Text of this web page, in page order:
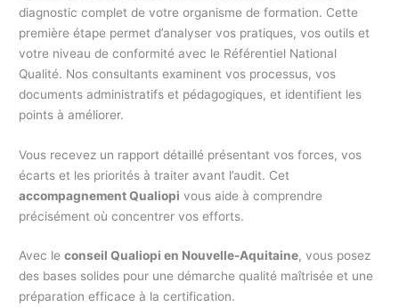
diagnostic complet de votre organisme de formation. Cette
première étape permet d’analyser vos pratiques, vos outils et
votre niveau de conformité avec le Référentiel National
Qualité. Nos consultants examinent vos processus, vos
documents administratifs et pédagogiques, et identifient les
points à améliorer.
Vous recevez un rapport détaillé présentant vos forces, vos
écarts et les priorités à traiter avant l’audit. Cet
accompagnement Qualiopi vous aide à comprendre
précisément où concentrer vos efforts.
Avec leconseil Qualiopi en Nouvelle-Aquitaine, vous posez
des bases solides pour une démarche qualité maîtrisée et une
préparation efficace à la certification.